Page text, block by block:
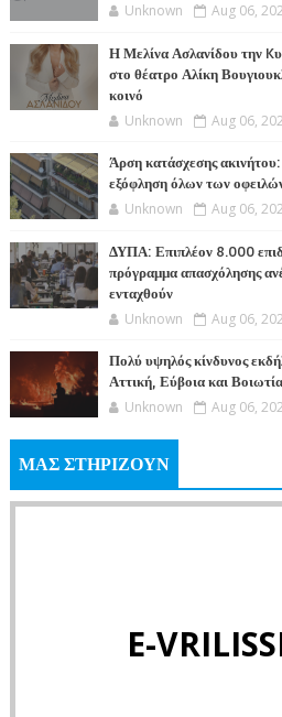
Unknown Aug 06,
Η Μελίνα Ασλανίδου την
στο θέατρο Αλίκη
κοινό
Unknown Aug 06,
Άρση κατάσχεσης
εξόφληση όλων των
Unknown Aug 06,
ΔΥΠΑ: Επιπλέον 8.000
πρόγραμμα απασχόλησης
ενταχθούν
Unknown Aug 06,
Πολύ υψηλός κίνδυνος
Αττική, Εύβοια και Βοιωτία
Unknown Aug 06,
ΜΑΣ ΣΤΗΡΙΖΟΥΝ
E-